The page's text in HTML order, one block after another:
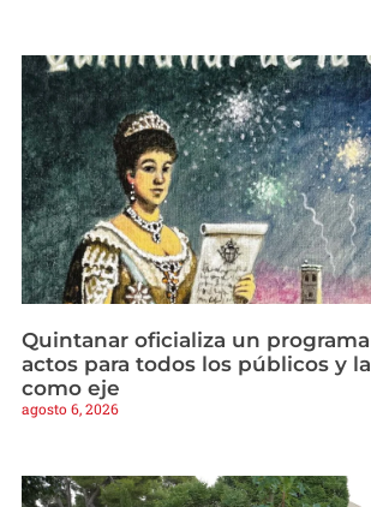
Quintanar oficializa un
actos para todos los públicos y
como eje
agosto 6, 2026